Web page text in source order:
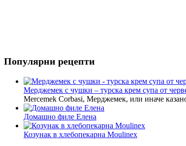
Популярни рецепти
Мерджемек с чушки – турска крем супа от
Mercemek Corbasi, Мерджемек, или иначе
Домашно филе Елена
Козунак в хлебопекарна Moulinex